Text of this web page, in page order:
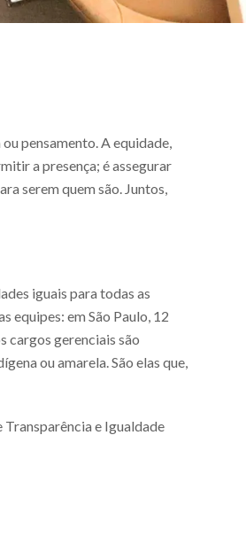
pensamento. A equidade,
a presença; é assegurar
serem quem são. Juntos,
iguais para todas as
equipes: em São Paulo, 12
cargos gerenciais são
ou amarela. São elas que,
e Igualdade